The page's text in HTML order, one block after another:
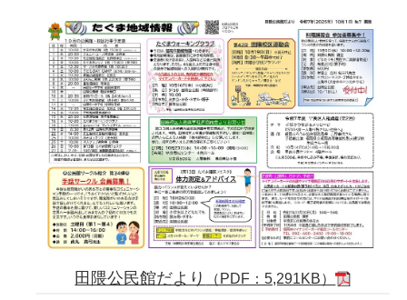
田隈公民館だより （PDF：5,291KB）